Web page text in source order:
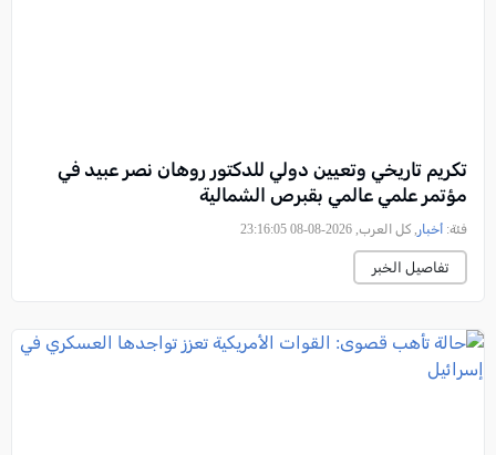
تكريم تاريخي وتعيين دولي للدكتور روهان نصر عبيد في
مؤتمر علمي عالمي بقبرص الشمالية
فئة: أخبار , كل العرب, 2026-08-08 23:16:05
تفاصيل الخبر